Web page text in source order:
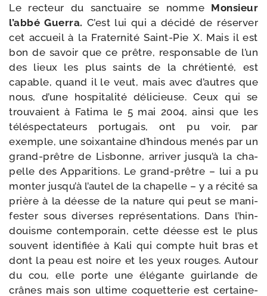
Le rec­teur du sanc­tuaire se nomme Monsieur
l’ab­bé Guerra. C’est lui qui a déci­dé de réser­ver
cet accueil à la Fraternité Saint-​Pie X. Mais il est
bon de savoir que ce prêtre, res­pon­sable de l’un
des lieux les plus saints de la chré­tien­té, est
capable, quand il le veut, mais avec d’autres que
nous, d’une hos­pi­ta­li­té déli­cieuse. Ceux qui se
trou­vaient à Fatima le 5 mai 2004, ain­si que les
télé­spec­ta­teurs por­tu­gais, ont pu voir, par
exemple, une soixan­taine d’hin­dous menés par un
grand-​prêtre de Lisbonne, arri­ver jus­qu’à la cha­
pelle des Apparitions. Le grand-​prêtre – lui a pu
mon­ter jus­qu’à l’au­tel de la cha­pelle – y a réci­té sa
prière à la déesse de la nature qui peut se mani­
fes­ter sous diverses repré­sen­ta­tions. Dans l’hin­
douisme contem­po­rain, cette déesse est le plus
sou­vent iden­ti­fiée à Kali qui compte huit bras et
dont la peau est noire et les yeux rouges. Autour
du cou, elle porte une élé­gante guir­lande de
crânes mais son ultime coquet­te­rie est cer­tai­ne­